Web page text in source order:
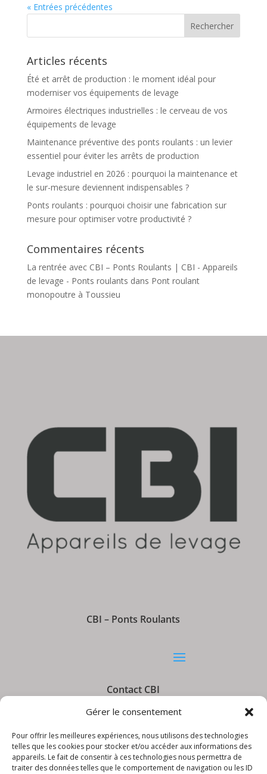
Gérer le consentement
Pour offrir les meilleures expériences, nous utilisons des technologies
telles que les cookies pour stocker et/ou accéder aux informations des
appareils. Le fait de consentir à ces technologies nous permettra de
traiter des données telles que le comportement de navigation ou les ID
« Entrées précédentes
Articles récents
Été et arrêt de production : le moment idéal pour
moderniser vos équipements de levage
Armoires électriques industrielles : le cerveau de vos
équipements de levage
Maintenance préventive des ponts roulants : un levier
essentiel pour éviter les arrêts de production
Levage industriel en 2026 : pourquoi la maintenance et
le sur-mesure deviennent indispensables ?
Ponts roulants : pourquoi choisir une fabrication sur
mesure pour optimiser votre productivité ?
Commentaires récents
La rentrée avec CBI – Ponts Roulants | CBI - Appareils
de levage - Ponts roulants dans Pont roulant
monopoutre à Toussieu
CBI – Ponts Roulants
Contact CBI
Informations CBI